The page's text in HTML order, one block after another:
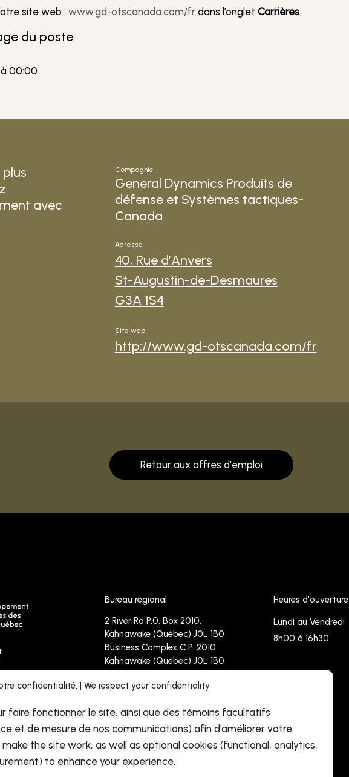
confidentialité. | We respect your confidentiality.
faire fonctionner le site, ainsi que des témoins facultatifs
et de mesure de nos communications) afin d’améliorer votre
the site work, as well as optional cookies (functional, analytics,
to enhance your experience.
site web :www.gd-otscanada.com/fr dans l’ongletCarrières
du poste
à 00:00
avec
Compagnie
General Dynamics Produits de
défense et Systèmes tactiques-
Canada
Adresse
40, Rue d’Anvers
St-Augustin-de-Desmaures
G3A 1S4
Site web
http://www.gd-otscanada.com/fr
Retour aux offres d'emploi
Bureau régional
2 River Rd P.0. Box 2010,
Kahnawake (Québec) J0L 1B0
Business Complex C.P. 2010
Kahnawake (Québec) J0L 1B0
Sans frais : 1-833 237 4767
Télécopieur : 450-638-4090
info@cdrhpnq.qc.ca
Heures d'ouverture
Lundi au Vendredi
8h00 à 16h30